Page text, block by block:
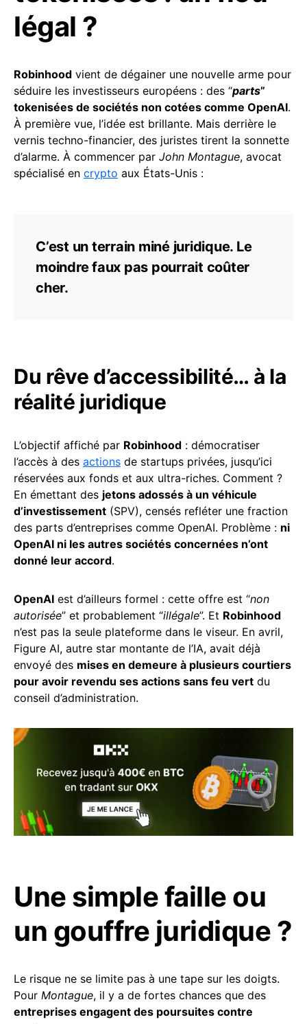
légal ?
Robinhood vient de dégainer une nouvelle arme pour
séduire les investisseurs européens : des “parts”
tokenisées de sociétés non cotées comme OpenAI.
À première vue, l’idée est brillante. Mais derrière le
vernis techno-financier, des juristes tirent la sonnette
d’alarme. À commencer par John Montague, avocat
spécialisé en crypto aux États-Unis :
C’est un terrain miné juridique. Le
moindre faux pas pourrait coûter
cher.
Du rêve d’accessibilité… à la
réalité juridique
L’objectif affiché par Robinhood : démocratiser
l’accès à des actions de startups privées, jusqu’ici
réservées aux fonds et aux ultra-riches. Comment ?
En émettant des jetons adossés à un véhicule
d’investissement (SPV), censés refléter une fraction
des parts d’entreprises comme OpenAI. Problème : ni
OpenAI ni les autres sociétés concernées n’ont
donné leur accord.
OpenAI est d’ailleurs formel : cette offre est “non
autorisée” et probablement “illégale”. Et Robinhood
n’est pas la seule plateforme dans le viseur. En avril,
Figure AI, autre star montante de l’IA, avait déjà
envoyé des mises en demeure à plusieurs courtiers
pour avoir revendu ses actions sans feu vert du
conseil d’administration.
Une simple faille ou
un gouffre juridique ?
Le risque ne se limite pas à une tape sur les doigts.
Pour Montague, il y a de fortes chances que des
entreprises engagent des poursuites contre